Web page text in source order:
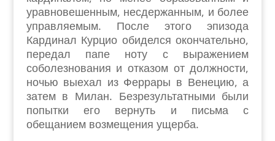
уравновешенным, несдержанным, и более
управляемым. После этого эпизода
Кардинал Курцио обиделся окончательно,
передал папе ноту с выражением
соболезнования и отказом от должности,
ночью выехал из Феррары в Венецию, а
затем в Милан. Безрезультатными были
попытки его вернуть и письма с
обещанием возмещения ущерба.